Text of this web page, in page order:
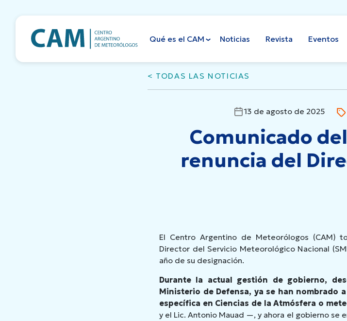
Qué es el CAM
Noticias Revista Eventos
< TODAS LAS NOTICIAS
13 de agosto de 2025
Comunicado
renuncia del
El Centro Argentino de Meteorólogos (CAM)
Director del Servicio Meteorológico Nacional
año de su designación.
Durante la actual gestión de gobierno,
Ministerio de Defensa, ya se han nombrado
específica en Ciencias de la Atmósfera o
y el Lic. Antonio Mauad —, y ahora el gobierno se